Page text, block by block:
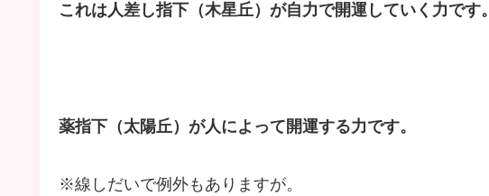
これは人差し指下（木星丘）が自力で開運していく力です。
薬指下（太陽丘）が人によって開運する力です。
※線しだいで例外もありますが。